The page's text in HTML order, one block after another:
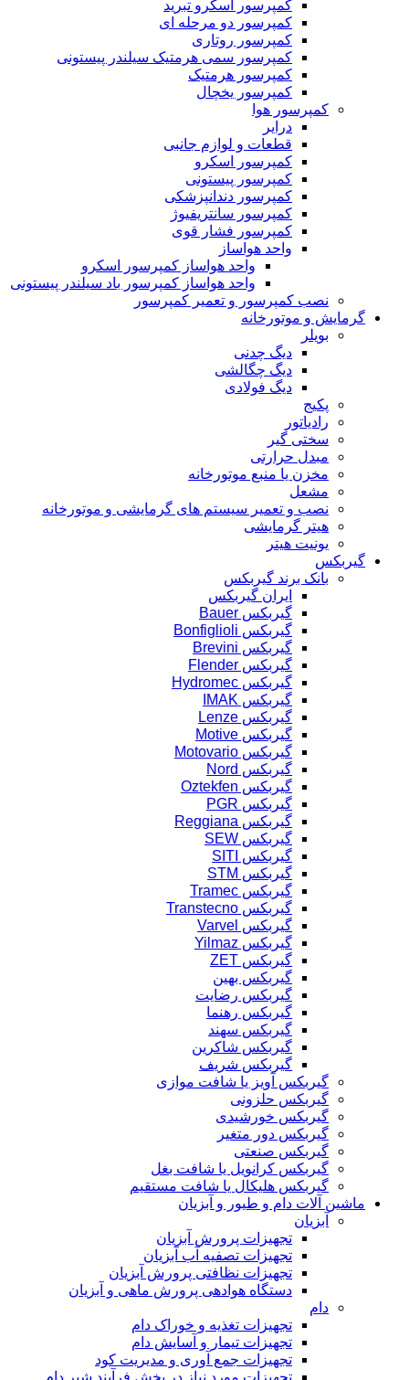
کمپرسور اسکرو تبرید
کمپرسور دو مرحله ای
کمپرسور روتاری
کمپرسور سمی هرمتیک سیلندر پیستونی
کمپرسور هرمتیک
کمپرسور یخچال
کمپرسور هوا
درایر
قطعات و لوازم جانبی
کمپرسور اسکرو
کمپرسور پیستونی
کمپرسور دندانپزشکی
کمپرسور سانتریفیوژ
کمپرسور فشار قوی
واحد هواساز
واحد هواساز کمپرسور اسکرو
واحد هواساز کمپرسور باد سیلندر پیستونی
نصب کمپرسور و تعمیر کمپرسور
گرمایش و موتورخانه
بویلر
دیگ چدنی
دیگ چگالشی
دیگ فولادی
پکیج
رادیاتور
سختی گیر
مبدل حرارتی
مخزن یا منبع موتورخانه
مشعل
نصب و تعمیر سیستم های گرمایشی و موتورخانه
هیتر گرمایشی
یونیت هیتر
گیربکس
بانک برند گیربکس
ایران گیربکس
گیربکس Bauer
گیربکس Bonfiglioli
گیربکس Brevini
گیربکس Flender
گیربکس Hydromec
گیربکس IMAK
گیربکس Lenze
گیربکس Motive
گیربکس Motovario
گیربکس Nord
گیربکس Oztekfen
گیربکس PGR
گیربکس Reggiana
گیربکس SEW
گیربکس SITI
گیربکس STM
گیربکس Tramec
گیربکس Transtecno
گیربکس Varvel
گیربکس Yilmaz
گیربکس ZET
گیربکس بهین
گیربکس رضایت
گیربکس رهنما
گیربکس سهند
گیربکس شاکرین
گیربکس شریف
گیربکس آویز یا شافت موازی
گیربکس حلزونی
گیربکس خورشیدی
گیربکس دور متغیر
گیربکس صنعتی
گیربکس کرانویل یا شافت بغل
گیربکس هلیکال یا شافت مستقیم
ماشین آلات دام و طیور و آبزیان
آبزیان
تجهیزات پرورش آبزیان
تجهیزات تصفیه آب آبزیان
تجهیزات نظافتی پرورش آبزیان
دستگاه هوادهی پرورش ماهی و آبزیان
دام
تجهیزات تغذیه و خوراک دام
تجهیزات تیمار و آسایش دام
تجهیزات جمع آوری و مدیریت کود